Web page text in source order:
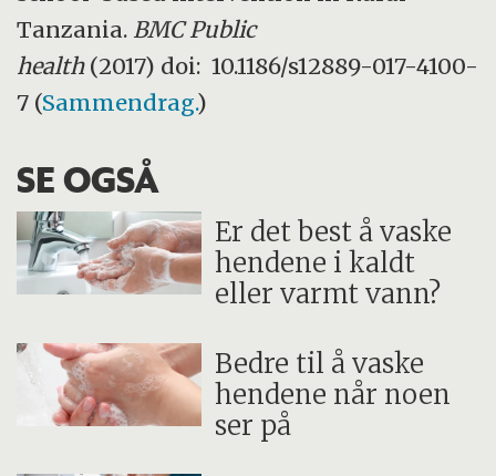
Tanzania. BMC Public
health(2017) doi: 10.1186/s12889-017-4100-
7 (Sammendrag.)
SE OGSÅ
Er det best å vaske
hendene i kaldt
eller varmt vann?
Bedre til å vaske
hendene når noen
ser på